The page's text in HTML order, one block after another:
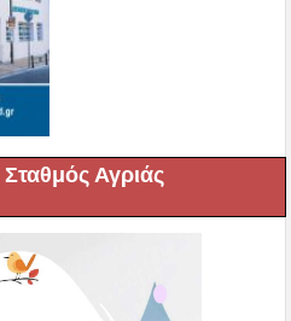
Αγριάς